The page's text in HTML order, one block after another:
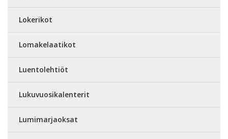
Lokerikot
Lomakelaatikot
Luentolehtiöt
Lukuvuosikalenterit
Lumimarjaoksat